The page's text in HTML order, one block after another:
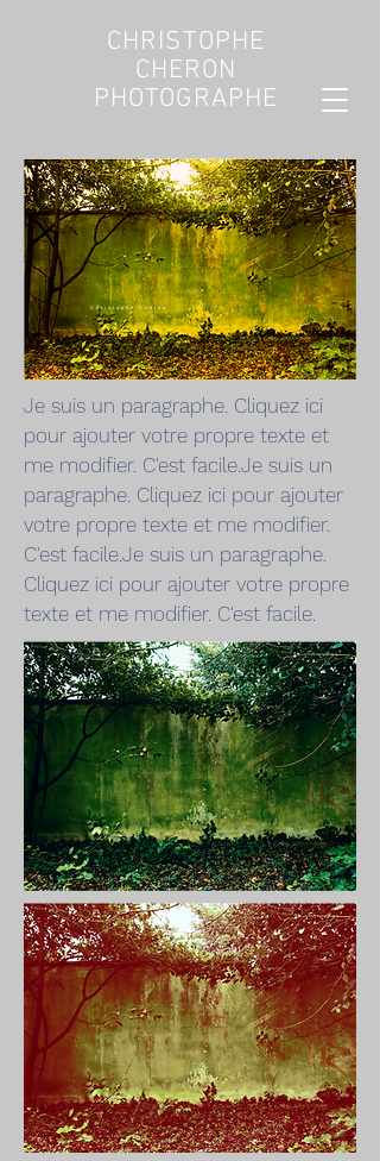
CHRISTOPHE
CHERON
PHOTOGRAPHE
Christophe Chéron
Je suis un paragraphe. Cliquez ici
pour ajouter votre propre texte et
me modifier. C'est facile.Je suis un
paragraphe. Cliquez ici pour ajouter
votre propre texte et me modifier.
C'est facile.Je suis un paragraphe.
Cliquez ici pour ajouter votre propre
texte et me modifier. C'est facile.